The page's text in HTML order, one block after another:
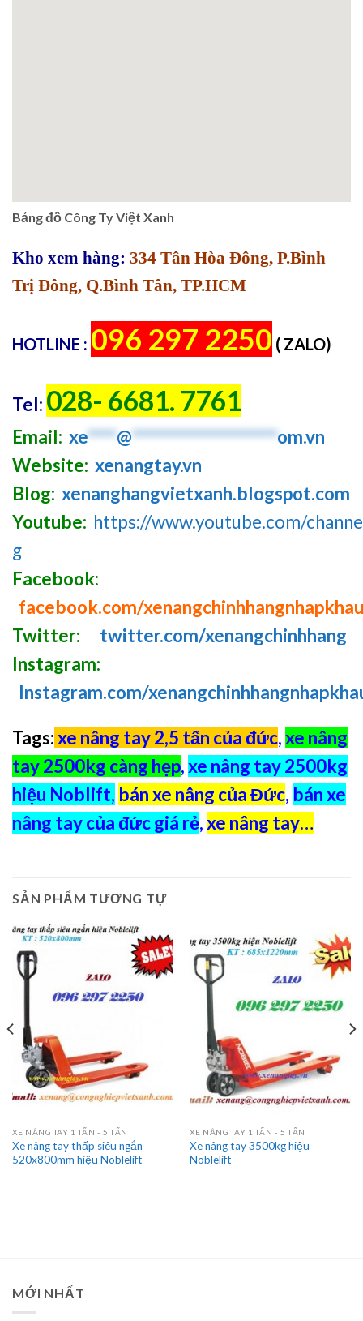
Bảng đồ Công Ty Việt Xanh
Kho xem hàng: 334 Tân Hòa Đông, P.Bình
Trị Đông, Q.Bình Tân, TP.HCM
HOTLINE : 096 297 2250 ( ZALO)
Tel: 028- 6681. 7761
Email: xe****@********************om.vn
Website: xenangtay.vn
Blog: xenanghangvietxanh.blogspot.com
Youtube: https://www.youtube.com/
g
Facebook:
facebook.com/xenangchinhhangnhapkhau
Twitter:
twitter.com/xenangchinhhang
Instagram:
Instagram.com/
Tags:xe nâng tay 2,5 tấn của đức,xe nâng
tay 2500kg càng hẹp,xe nâng tay 2500kg
hiệu Noblift, bán xe nâng của Đức, bán xe
nâng tay của đức giá rẻ,xe nâng tay…
SẢN PHẨM TƯƠNG TỰ
XE NÂNG TAY 1 TẤN - 5 TẤN
Xe nâng tay thấp siêu ngắn
520x800mm hiệu Noblelift
XE NÂNG TAY 1 TẤN - 5 TẤN
Xe nâng tay 3500kg hiệu
Noblelift
MỚI NHẤT